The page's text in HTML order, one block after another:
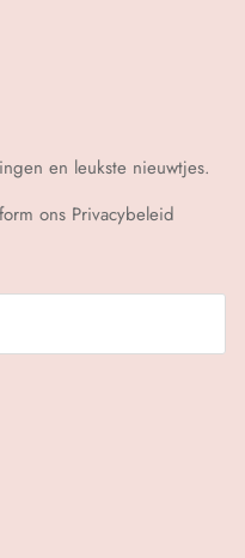
en leukste nieuwtjes.
ons Privacybeleid